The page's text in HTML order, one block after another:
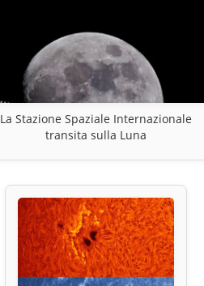
La Stazione Spaziale Internazionale
transita sulla Luna